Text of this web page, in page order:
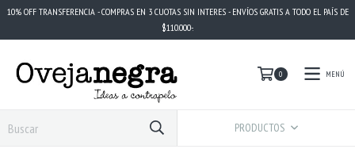
10% OFF TRANSFERENCIA - COMPRAS EN 3 CUOTAS SIN INTERES - ENVÍOS GRATIS A TODO EL PAÍS DE
$110.000-.
0 MENÚ
PRODUCTOS